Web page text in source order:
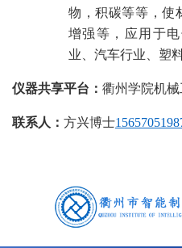
物，积碳等等，使
增强等 ， 应用于
业
汽车行业 塑
仪器共享平台： 衢州学院机
联系人： 方兴博士